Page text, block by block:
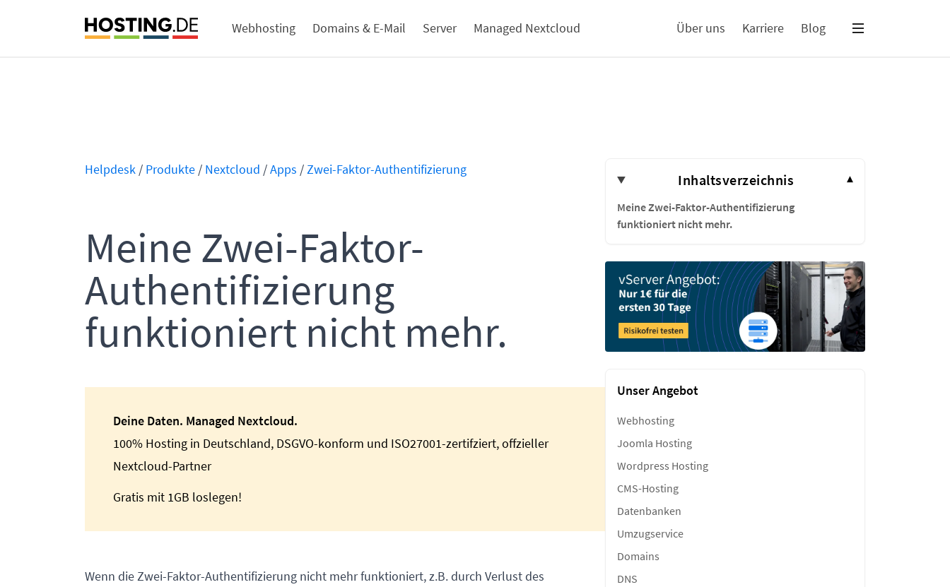
Webhosting Domains & E-Mail Server Managed Nextcloud Über uns Karriere Blog
Helpdesk / Produkte / Nextcloud /Apps /Zwei-Faktor-Authentifizierung
Meine Zwei-Faktor-
Authentifizierung
funktioniert nicht mehr.
Deine Daten. Managed Nextcloud.
100% Hosting in Deutschland, DSGVO-konform und ISO27001-zertifziert, offzieller
Nextcloud-Partner
Gratis mit 1GB loslegen!
Wenn die Zwei-Faktor-Authentifizierung nicht mehr funktioniert, z.B. durch Verlust des
Inhaltsverzeichnis ▾
Meine Zwei-Faktor-Authentifizierung
funktioniert nicht mehr.
Unser Angebot
Webhosting
Joomla Hosting
Wordpress Hosting
CMS-Hosting
Datenbanken
Umzugservice
Domains
DNS